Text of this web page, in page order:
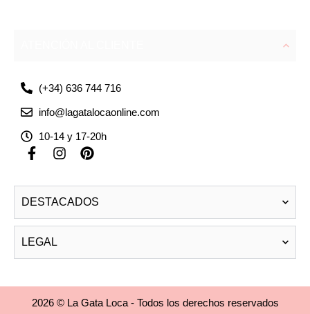
(+34) 636 744 716
info@lagatalocaonline.com
10-14 y 17-20h
F
a
e
b
o
o
k
-
I
n
t
a
g
r
m
P
i
t
e
r
e
t
DESTACADOS
LEGAL
2026 © La Gata Loca - Todos los derechos reservados